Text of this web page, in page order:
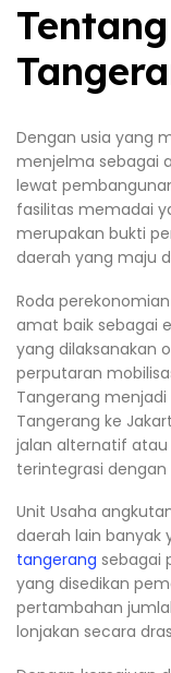
Dengan usia yang
menjelma sebagai
lewat
fasilitas memadai
merupakan bukti
daerah yang maju
Roda
amat baik sebagai
yang dilaksanakan
perputaran
Tangerang
Tangerang ke
jalan alternatif
terintegrasi dengan
Unit Usaha
daerah lain banyak
tangerang sebagai
yang disedikan
pertambahan
lonjakan secara